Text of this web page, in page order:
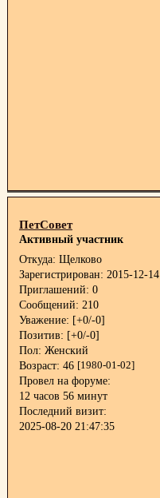
ПетСовет
Активный участник
Откуда: Щелково
Зарегистрирован: 2015-12-14
Приглашений: 0
Сообщений: 210
Уважение: [+0/-0]
Позитив: [+0/-0]
Пол: Женский
Возраст: 46 [1980-01-02]
Провел на форуме:
12 часов 56 минут
Последний визит:
2025-08-20 21:47:35